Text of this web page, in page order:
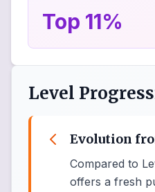
Top 11%
Level
Evolution
Compared to
offers a fresh